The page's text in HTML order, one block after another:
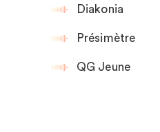
Diakonia
Présimètre
QG Jeune